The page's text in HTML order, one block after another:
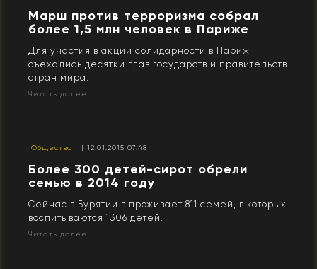
Марш против терроризма собрал
более 1,5 млн человек в Париже
Для участия в акции солидарности в Париж
съехались десятки глав государств и правительств
стран мира.
Читать далее...
Общество | 12.01.2015 07:48
Более 300 детей-сирот обрели
семью в 2014 году
Сейчас в Бурятии в проживает 811 семей, в которых
воспитываются 1306 детей.
Читать далее...